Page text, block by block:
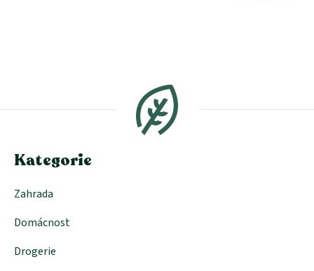
a
Kategorie
Zahrada
Domácnost
Drogerie